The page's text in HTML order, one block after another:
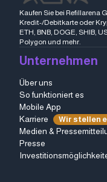
Kaufen Sie bei Refillarena
Kredit-/Debitkarte oder
ETH, BNB, DOGE, SHIB,
Polygon und mehr.
Unternehmen
Über uns
So funktioniert es
Mobile App
Karriere
Wir stellen
Medien &
Presse